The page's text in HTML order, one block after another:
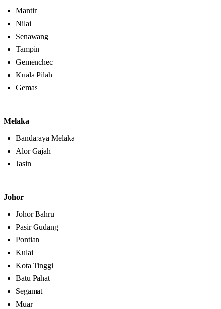
Mantin
Nilai
Senawang
Tampin
Gemenchec
Kuala Pilah
Gemas
Melaka
Bandaraya Melaka
Alor Gajah
Jasin
Johor
Johor Bahru
Pasir Gudang
Pontian
Kulai
Kota Tinggi
Batu Pahat
Segamat
Muar